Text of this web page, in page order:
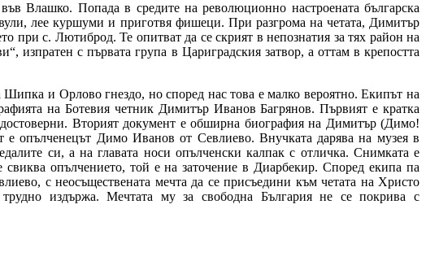
Влашко. Попада в средите на революционно настроената българска
лее куршуми и приготвя фишеци.​​​​​​ При разгрома на четата, Димитър
при с. Лютиброд. Те опитват да се скрият в непознатия за тях район на
изпратен с първата група в Цариградския затвор, а оттам в крепостта
и Орлово гнездо, но според нас това е малко вероятно. Екипът на
на Ботевия четник Димитър Иванов Багрянов. ​​Първият е кратка
Вторият документ е обширна биография на Димитър (Димо!
е опълченецът Димо Иванов от Севлиево. Внучката дарява на музея в
си, а на главата носи опълченски калпак с отличка. ​​​Снимката е
опълчението, той е на заточение в Диарбекир. Според екипа па
с неосъществената мечта да се присъедини към четата на Христо
издържа. Мечтата му за свободна България не се покрива с